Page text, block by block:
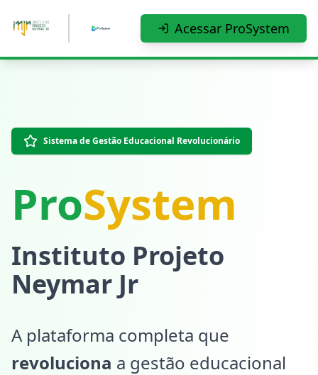
Pular para o conteúdo principal
Acessar ProSystem
Sistema de Gestão Educacional Revolucionário
ProSystem
Instituto Projeto
Neymar Jr
A plataforma completa que
revoluciona a gestão educacional